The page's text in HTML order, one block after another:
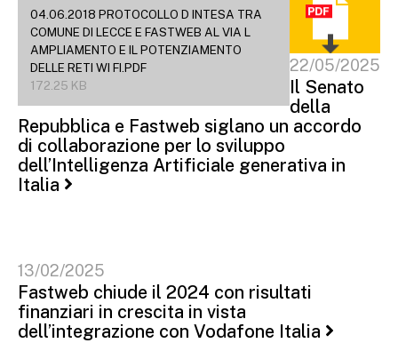
04.06.2018 PROTOCOLLO D INTESA TRA
COMUNE DI LECCE E FASTWEB AL VIA L
AMPLIAMENTO E IL POTENZIAMENTO
DELLE RETI WI FI.PDF
172.25 KB
22/05/2025
Il Senato
della
Repubblica e Fastweb siglano un accordo
di collaborazione per lo sviluppo
dell’Intelligenza Artificiale generativa in
Italia
13/02/2025
Fastweb chiude il 2024 con risultati
finanziari in crescita in vista
dell’integrazione con Vodafone Italia